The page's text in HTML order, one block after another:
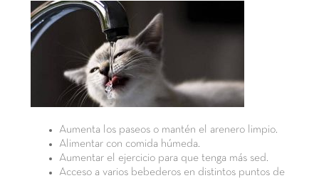
Aumenta los paseos o mantén el arenero limpio.
Alimentar con comida húmeda.
Aumentar el ejercicio para que tenga más sed.
Acceso a varios bebederos en distintos puntos de